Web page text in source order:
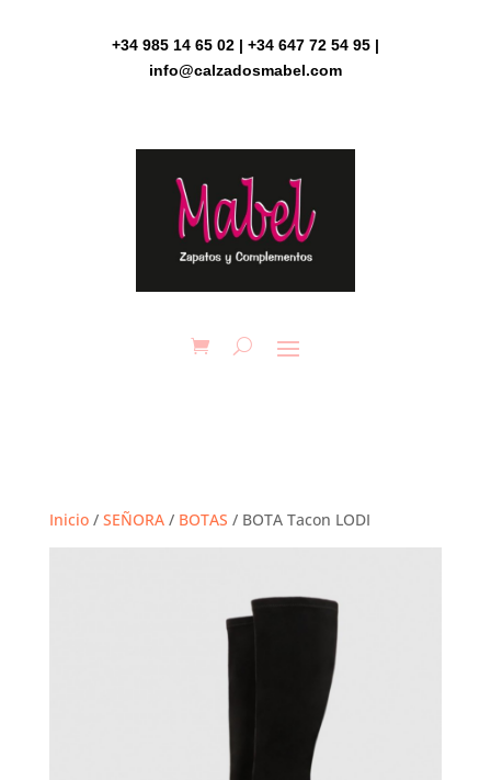
+34 985 14 65 02 | +34 647 72 54 95 |
info@calzadosmabel.com
Inicio/ SEÑORA/ BOTAS / BOTA Tacon LODI